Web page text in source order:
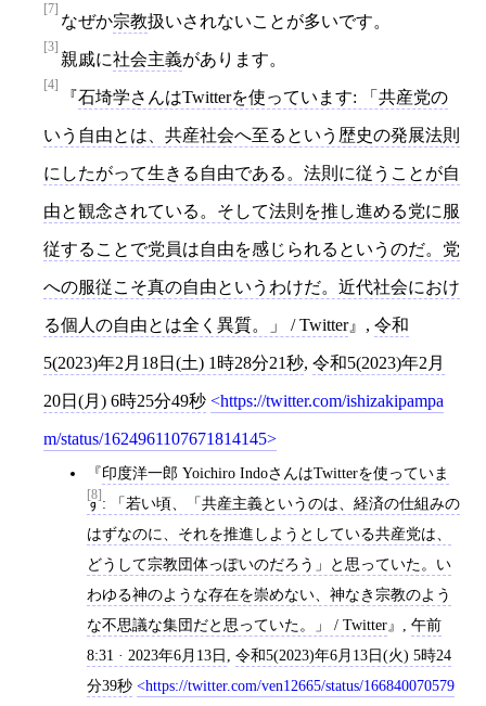
[7]
なぜか宗教扱いされないことが多いです。
[3]
親戚に社会主義があります。
[4]
石埼学さんはTwitterを使っています: 「共産党の
いう自由とは、共産社会へ至るという歴史の発展法則
にしたがって生きる自由である。法則に従うことが自
由と観念されている。そして法則を推し進める党に服
従することで党員は自由を感じられるというのだ。党
への服従こそ真の自由というわけだ。近代社会におけ
る個人の自由とは全く異質。」 / Twitter , 令和
5(2023)年2月18日(土) 1時28分21秒, 令和5(2023)年2月
20日(月) 6時25分49秒 https://twitter.com/ishizakipampa
m/status/1624961107671814145
[8]
印度洋一郎 Yoichiro IndoさんはTwitterを使っていま
す: 「若い頃、「共産主義というのは、経済の仕組みの
はずなのに、それを推進しようとしている共産党は、
どうして宗教団体っぽいのだろう」と思っていた。い
わゆる神のような存在を崇めない、神なき宗教のよう
な不思議な集団だと思っていた。」 / Twitter
午前
8:31 · 2023年6月13日
令和5(2023)年6月13日(火) 5時24
分39秒
https://twitter.com/ven12665/status/166840070579